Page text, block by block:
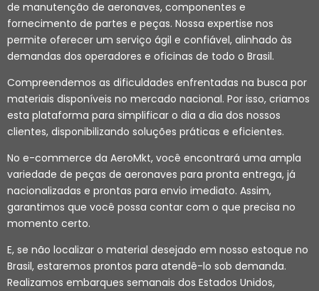
de manutenção de aeronaves, componentes e
fornecimento de partes e peças. Nossa expertise nos
permite oferecer um serviço ágil e confiável, alinhado às
demandas dos operadores e oficinas de todo o Brasil.
Compreendemos as dificuldades enfrentadas na busca por
materiais disponíveis no mercado nacional. Por isso, criamos
esta plataforma para simplificar o dia a dia dos nossos
clientes, disponibilizando soluções práticas e eficientes.
No e-commerce da AeroMkt, você encontrará uma ampla
variedade de peças de aeronaves para pronta entrega, já
nacionalizadas e prontas para envio imediato. Assim,
garantimos que você possa contar com o que precisa no
momento certo.
E, se não localizar o material desejado em nosso estoque no
Brasil, estaremos prontos para atendê-lo sob demanda.
Realizamos embarques semanais dos Estados Unidos,